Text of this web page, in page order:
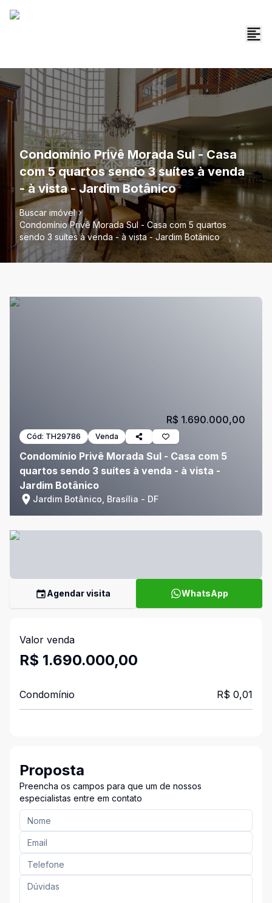
Condomínio Privê Morada Sul - Casa
com 5 quartos sendo 3 suítes à venda
- à vista - Jardim Botânico
Buscar imóvel
Condomínio Privê Morada Sul - Casa com 5 quartos
sendo 3 suítes à venda - à vista - Jardim Botânico
Cód: TH29786 Venda
Condomínio Privê Morada Sul - Casa com 5
quartos sendo 3 suítes à venda - à vista -
Jardim Botânico
Jardim Botânico, Brasília - DF
R$ 1.690.000,00
Agendar visita WhatsApp
Valor venda
R$ 1.690.000,00
Condomínio R$ 0,01
Proposta
Preencha os campos para que um de nossos
especialistas entre em contato